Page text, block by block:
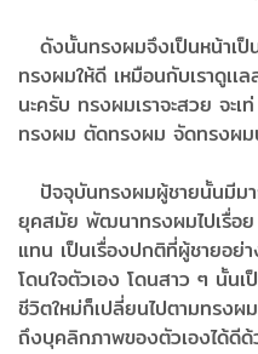
ดังนั้นทรงผมจึงเป็นหน้าเป็น
ทรงผมให้ดี​ เหมือนกับเราดูเเ
นะครับ​ ทรงผมเราจะสวย​ จะเ
ทรงผม​ ตัดทรงผม​ จัดทรงผม​
ปัจจุบัน​ทรงผมผู้ชายนั้นมีม
ยุคสมัย​ พัฒนา​ทรงผมไปเรื่อย​
แทน​ เป็นเรื่องปกติที่ผู้ชายอย่
โดนใจ​ตัวเอง​ โดนสาว​ ๆ​ นั้น
ชีวิต​ใหม่ก็เปลี่ยน​ไปตามทรง
ถึงบุคลิก​ภาพ​ของตัวเองได้ดีด้